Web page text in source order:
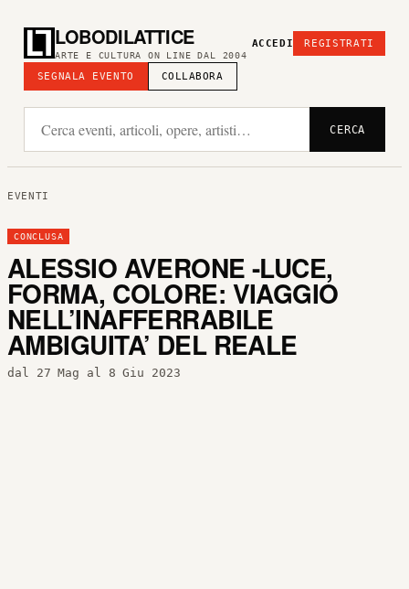
LOBODILATTICE
ARTE E CULTURA ON LINE DAL 2004
SEGNALA EVENTO COLLABORA
ACCEDI REGISTRATI
CERCA
EVENTI
CONCLUSA
ALESSIO AVERONE -LUCE,
FORMA, COLORE: VIAGGIO
NELL’INAFFERRABILE
AMBIGUITA’ DEL REALE
dal 27 Mag al 8 Giu 2023